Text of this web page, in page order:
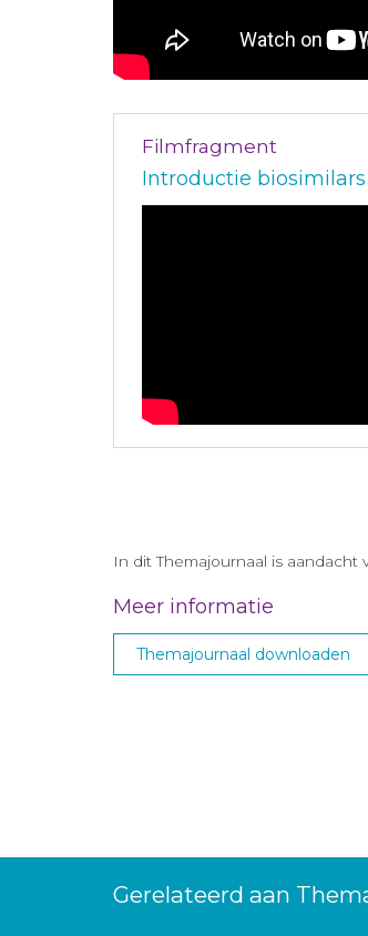
Filmfragment
Introductie biosimilars
In dit Themajournaal is aandacht
Meer informatie
Themajournaal downloaden
Gerelateerd aan